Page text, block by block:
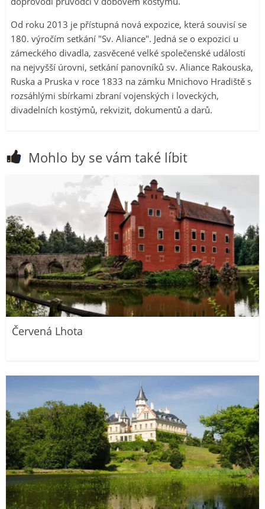
Od roku 2013 je přístupná nová expozice, která souvisí se
180. výročím setkání "Sv. Aliance". Jedná se o expozici u
zámeckého divadla, zasvěcené velké společenské události
na nejvyšší úrovni, setkání panovníků sv. Aliance Rakouska,
Ruska a Pruska v roce 1833 na zámku Mnichovo Hradiště s
rozsáhlými sbírkami zbraní vojenských i loveckých,
divadelních kostýmů, rekvizit, dokumentů a darů.
Mohlo by se vám také líbit
Červená Lhota